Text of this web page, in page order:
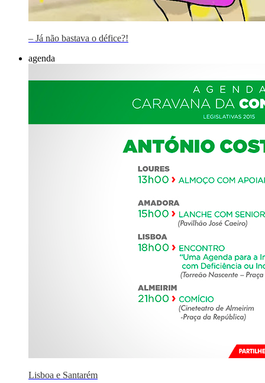
– Já não bastava o défice?!
agenda
Lisboa e Santarém